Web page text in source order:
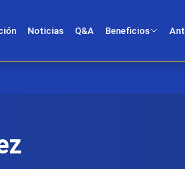
Noticias Q&A Beneficios